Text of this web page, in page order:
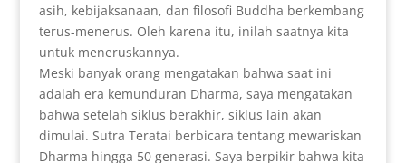
asih, kebijaksanaan, dan filosofi Buddha berkembang
terus-menerus. Oleh karena itu, inilah saatnya kita
untuk meneruskannya.
Meski banyak orang mengatakan bahwa saat ini
adalah era kemunduran Dharma, saya mengatakan
bahwa setelah siklus berakhir, siklus lain akan
dimulai. Sutra Teratai berbicara tentang mewariskan
Dharma hingga 50 generasi. Saya berpikir bahwa kita